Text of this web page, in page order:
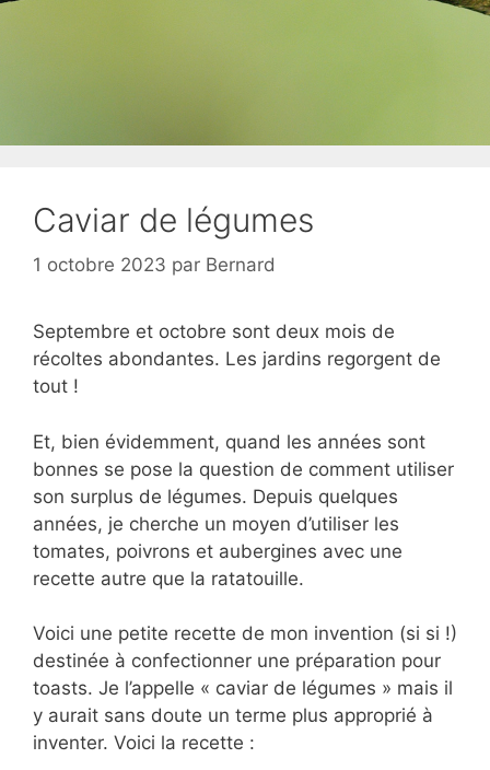
Caviar de légumes
1 octobre 2023 par Bernard
Septembre et octobre sont deux mois de
récoltes abondantes. Les jardins regorgent de
tout !
Et, bien évidemment, quand les années sont
bonnes se pose la question de comment utiliser
son surplus de légumes. Depuis quelques
années, je cherche un moyen d’utiliser les
tomates, poivrons et aubergines avec une
recette autre que la ratatouille.
Voici une petite recette de mon invention (si si !)
destinée à confectionner une préparation pour
toasts. Je l’appelle « caviar de légumes » mais il
y aurait sans doute un terme plus approprié à
inventer. Voici la recette :